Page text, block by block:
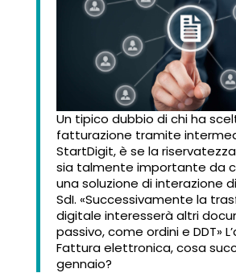
Un tipico dubbio di chi ha
fatturazione tramite
StartDigit, è se la
sia talmente importante da
una soluzione di interazione
SdI. «Successivamente la
digitale interesserà altri
passivo, come ordini e DDT»
Fattura elettronica, cosa
gennaio?